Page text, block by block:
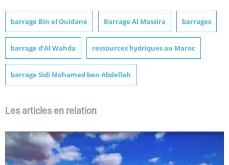
barrage Bin el Ouidane Barrage Al Massira barrages
barrage d’Al Wahda ressources hydriques au Maroc
barrage Sidi Mohamed ben Abdellah
Les articles en relation